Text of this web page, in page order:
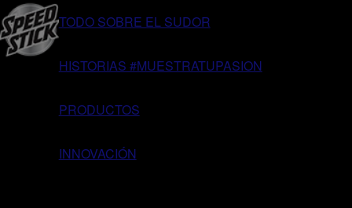
TODO SOBRE EL SUDOR
HISTORIAS #MUESTRATUPASION
PRODUCTOS
INNOVACIÓN